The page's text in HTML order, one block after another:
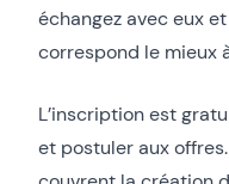
échangez avec eux
correspond le mieux
L’inscription est
et postuler aux